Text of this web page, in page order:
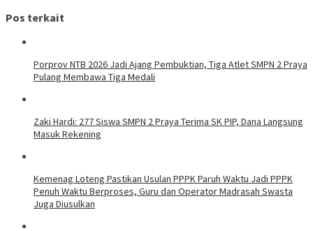
Pos terkait
Porprov NTB 2026 Jadi Ajang Pembuktian, Tiga Atlet SMPN 2 Praya
Pulang Membawa Tiga Medali
Zaki Hardi: 277 Siswa SMPN 2 Praya Terima SK PIP, Dana Langsung
Masuk Rekening
Kemenag Loteng Pastikan Usulan PPPK Paruh Waktu Jadi PPPK
Penuh Waktu Berproses, Guru dan Operator Madrasah Swasta
Juga Diusulkan